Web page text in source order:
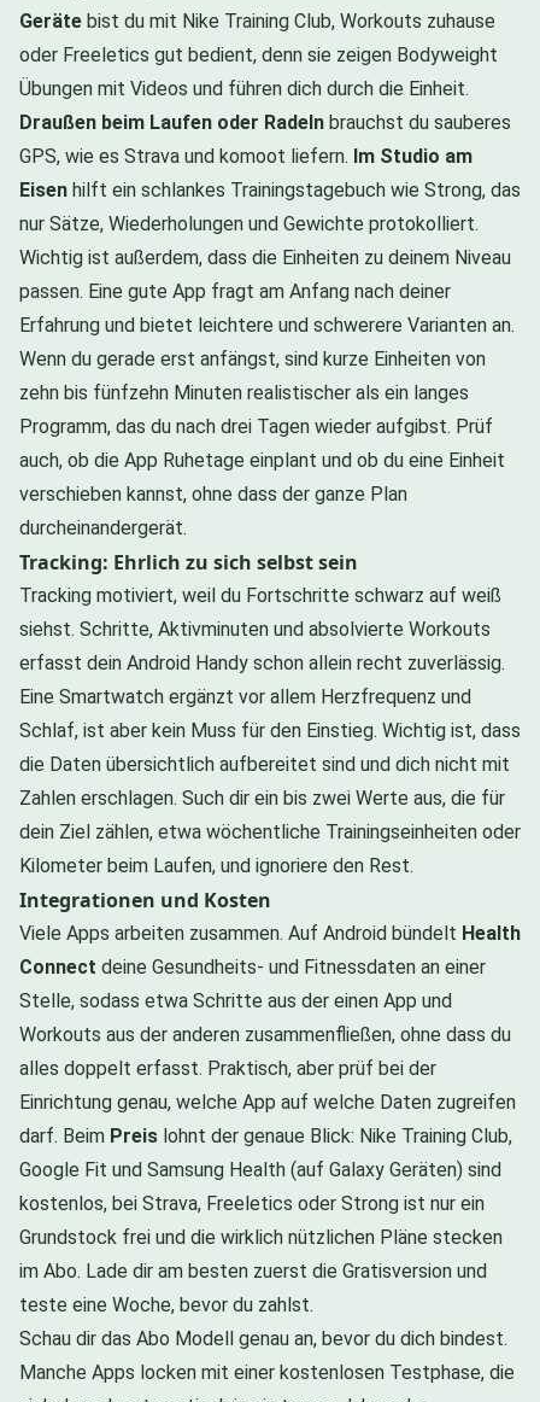
Geräte bist du mit Nike Training Club, Workouts zuhause
oder Freeletics gut bedient, denn sie zeigen Bodyweight
Übungen mit Videos und führen dich durch die Einheit.
Draußen beim Laufen oder Radeln brauchst du sauberes
GPS, wie es Strava und komoot liefern. Im Studio am
Eisen hilft ein schlankes Trainingstagebuch wie Strong, das
nur Sätze, Wiederholungen und Gewichte protokolliert.
Wichtig ist außerdem, dass die Einheiten zu deinem Niveau
passen. Eine gute App fragt am Anfang nach deiner
Erfahrung und bietet leichtere und schwerere Varianten an.
Wenn du gerade erst anfängst, sind kurze Einheiten von
zehn bis fünfzehn Minuten realistischer als ein langes
Programm, das du nach drei Tagen wieder aufgibst. Prüf
auch, ob die App Ruhetage einplant und ob du eine Einheit
verschieben kannst, ohne dass der ganze Plan
durcheinandergerät.
Tracking: Ehrlich zu sich selbst sein
Tracking motiviert, weil du Fortschritte schwarz auf weiß
siehst. Schritte, Aktivminuten und absolvierte Workouts
erfasst dein Android Handy schon allein recht zuverlässig.
Eine Smartwatch ergänzt vor allem Herzfrequenz und
Schlaf, ist aber kein Muss für den Einstieg. Wichtig ist, dass
die Daten übersichtlich aufbereitet sind und dich nicht mit
Zahlen erschlagen. Such dir ein bis zwei Werte aus, die für
dein Ziel zählen, etwa wöchentliche Trainingseinheiten oder
Kilometer beim Laufen, und ignoriere den Rest.
Integrationen und Kosten
Viele Apps arbeiten zusammen. Auf Android bündelt Health
Connect deine Gesundheits- und Fitnessdaten an einer
Stelle, sodass etwa Schritte aus der einen App und
Workouts aus der anderen zusammenfließen, ohne dass du
alles doppelt erfasst. Praktisch, aber prüf bei der
Einrichtung genau, welche App auf welche Daten zugreifen
darf. Beim Preis lohnt der genaue Blick: Nike Training Club,
Google Fit und Samsung Health (auf Galaxy Geräten) sind
kostenlos, bei Strava, Freeletics oder Strong ist nur ein
Grundstock frei und die wirklich nützlichen Pläne stecken
im Abo. Lade dir am besten zuerst die Gratisversion und
teste eine Woche, bevor du zahlst.
Schau dir das Abo Modell genau an, bevor du dich bindest.
Manche Apps locken mit einer kostenlosen Testphase, die